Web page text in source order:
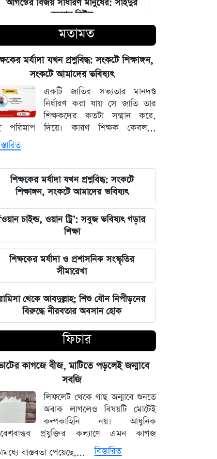
আগস্টের বিজয় সাধারণ মানুষের: সাইদুর
রহমান লিটল
দেবিদ্বার ম্যানেজিং কমিটির সভাপতি
নির্বাচিত মিজানুর রহমান মাস্টার
জুলাইয়ের চেতনাকে হৃদয়ে ধারণ করতে
হবে, যেন তা হারিয়ে না যায়: ভারপ্রাপ্ত
রাষ্ট্রপতি
ভারত সরকারের আলটিমেটামের মুখে
নতিস্বীকার, ভুল স্বীকার করল মেটা
লঙ্কা প্রিমিয়ার লিগে ভারতীয় কিংবদন্তির
আগমন, মালিকানায় বড় চমক
জুলাই কার-এ নিয়ে বিভাজন করলে অর্জন
হারিয়ে যাবে: স্বরাষ্ট্রমন্ত্রী
আগামী ৪৮ ঘণ্টার আবহাওয়ার চিত্র: ঝোড়ো
বৃষ্টি নিয়ে সতর্কবার্তা
'মানুষ ভোট দিয়ে এমপি বানিয়েছে,
বিএনপিকে সত্য মেনে নিতে হবে': রুমিন
ফারহানা
৫ আগস্টের ভরদুপুরে দেশত্যাগ: গণভবন
থেকে ভারতের ফ্লাইট পর্যন্ত যা ঘটেছিল
ভারতপ্রেমী হলে দাগি আসামির অপরাধও
চোখ এড়িয়ে যায় দিল্লির: রুহুল কবির
রিজভী
বাংলাদেশ আর কোনো দেশের 'ক্লায়েন্ট স্টেট'
থাকবে না: পররাষ্ট্রমন্ত্রী ড. খলিলুর রহমান
মতামত
মর্যাদা যখন প্রশ্নবিদ্ধ: সংকটে শিক্ষাঙ্গন,
সংকটে আমাদের ভবিষ্যৎ
একটি জাতির সভ্যতার মানদণ্ড
নির্ধারণ করা যায় সে জাতি তার
শিক্ষকদের কতটা সম্মান করে,
পরিমাপ দিয়ে। কারণ শিক্ষক কেবল...
শিক্ষকের মর্যাদা যখন প্রশ্নবিদ্ধ: সংকটে
শিক্ষাঙ্গন, সংকটে আমাদের ভবিষ্যৎ
চাইল্ড, ওয়ান ট্রি’: সবুজ ভবিষ্যৎ গড়ার
শিক্ষা
শিক্ষকের মর্যাদা ও প্রশাসনিক সংস্কৃতির
সীমারেখা
থেকে আবদুল্লাহ: শিশু যৌন নিপীড়নের
বিরুদ্ধে নীরবতার অবসান হোক
ফিচার
কাগজে বীজ, মাটিতে পড়লেই জন্মাবে
সবজি
লিফলেট থেকে গাছ জন্মাবে শুনতে
অবাক লাগলেও বিষয়টি মোটেই
কল্পকাহিনি নয়। আধুনিক
প্রযুক্তির কল্যাণে এমন কাগজ
বাস্তবতা পেয়েছে,...
বিস্তারিত